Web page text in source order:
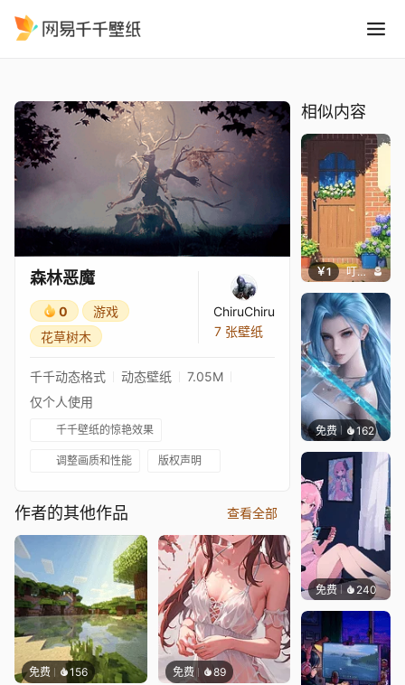
森林恶魔
0
游戏
花草树木
ChiruChiru
7 张壁纸
千千动态格式 动态壁纸
7.05M
仅个人使用
千千壁纸的惊艳效果
调整画质和性能 版权声明
作者的其他作品 查看全部
免费 156 免费 89
相似内容
￥1 叮叮当当
免费 162好看
免费 240好看